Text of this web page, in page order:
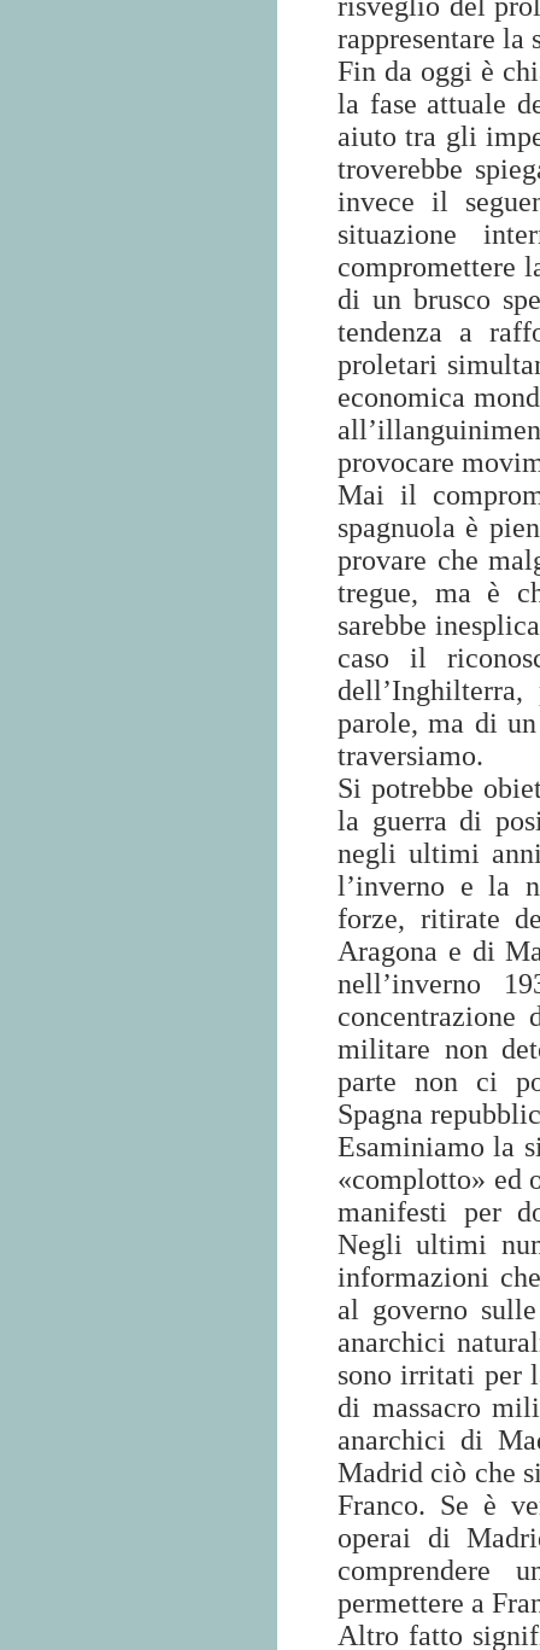
rappresentare la
Fin da oggi è
la fase attuale
aiuto tra gli
troverebbe
invece il
situazione
compromettere
di un brusco
tendenza a
proletari
economica
provocare
Mai il
spagnuola è
provare che
tregue, ma è
sarebbe
caso il
parole, ma di
traversiamo.
Si potrebbe
la guerra di
negli ultimi
l’inverno e la
forze, ritirate
Aragona e di
nell’inverno
militare non
parte non ci
Spagna
Esaminiamo la
«complotto» ed
manifesti per
Negli ultimi
informazioni
al governo
anarchici
sono irritati per
di massacro
anarchici di
Madrid ciò che
Franco. Se è
operai di
comprendere
permettere a
Altro fatto